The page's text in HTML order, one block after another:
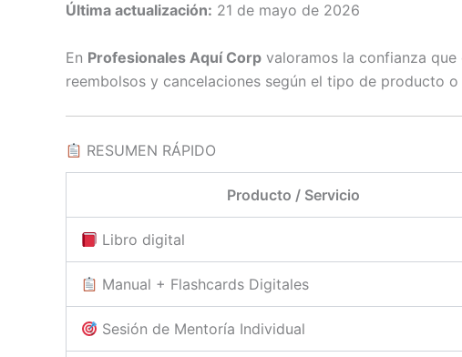
Última actualización: 21 de mayo de 2026
En Profesionales Aquí Corp valoramos la confianza
reembolsos y cancelaciones según el tipo de producto
RESUMEN RÁPIDO
Producto / Servicio
Libro digital
Manual + Flashcards Digitales
Sesión de Mentoría Individual